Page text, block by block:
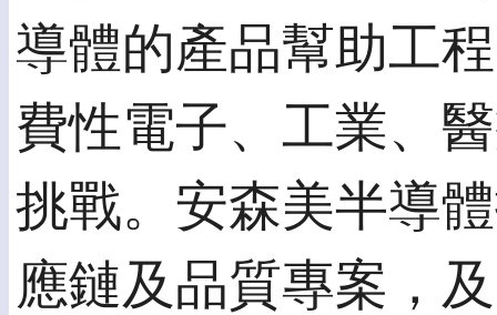
導體的產品幫助工
費性電子、工業、
挑戰。安森美半導
應鏈及品質專案，